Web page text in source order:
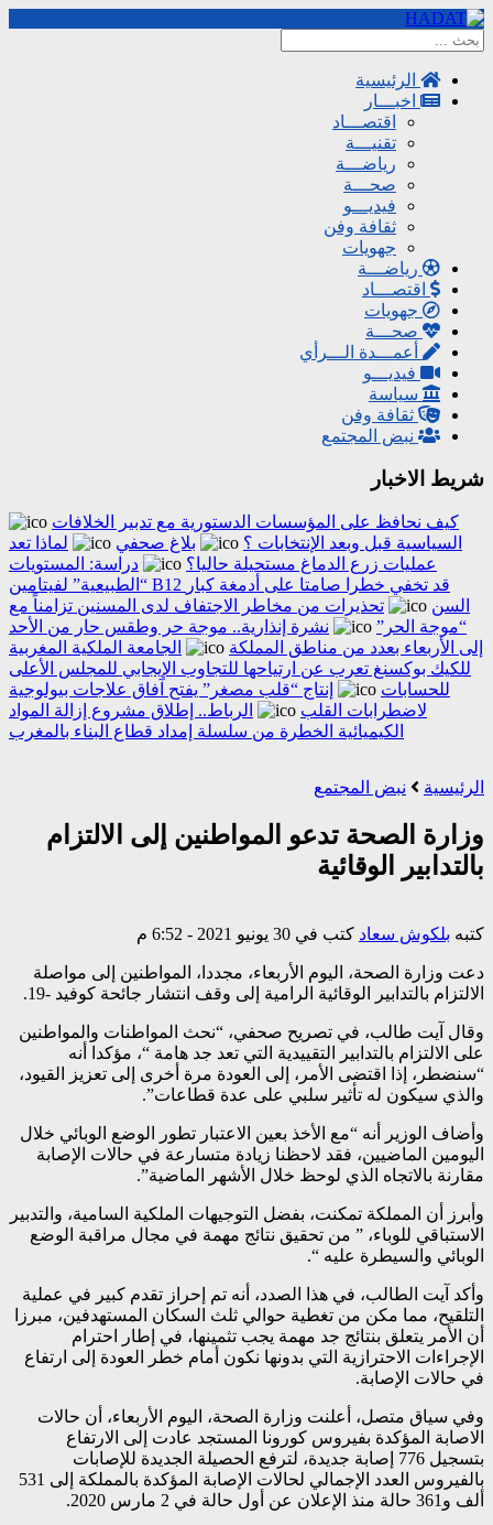
الرئيسية
اخبـــار
اقتصـــاد
تقنيـــة
رياضـــة
صحـــة
فيديـــو
ثقافة وفن
جهويات
رياضـــة
اقتصـــاد
جهويات
صحـــة
أعمـــدة الـــرأي
فيديـــو
سياسة
ثقافة وفن
نبض المجتمع
شريط الاخبار
كيف نحافظ على المؤسسات الدستورية مع تدبير الخلافات
السياسية قبل وبعد الإنتخابات ؟
بلاغ صحفي
لماذا تعد
عمليات زرع الدماغ مستحيلة حاليا؟
دراسة: المستويات
“الطبيعية” لفيتامين B12 قد تخفي خطرا صامتا على أدمغة كبار
السن
تحذيرات من مخاطر الاجتفاف لدى المسنين تزامناً مع
“موجة الحر”
نشرة إنذارية.. موجة حر وطقس حار من الأحد
إلى الأربعاء بعدد من مناطق المملكة
الجامعة الملكية المغربية
للكيك بوكسنغ تعرب عن ارتياحها للتجاوب الإيجابي للمجلس الأعلى
للحسابات
إنتاج “قلب مصغر” يفتح آفاق علاجات بيولوجية
لاضطرابات القلب
الرباط.. إطلاق مشروع إزالة المواد
الكيميائية الخطرة من سلسلة إمداد قطاع البناء بالمغرب
الرئيسية نبض المجتمع
وزارة الصحة تدعو المواطنين إلى الالتزام
بالتدابير الوقائية
كتبه بلكوش سعاد كتب في 30 يونيو 2021 - 6:52 م
دعت وزارة الصحة، اليوم الأربعاء، مجددا، المواطنين إلى مواصلة
الالتزام بالتدابير الوقائية الرامية إلى وقف انتشار جائحة كوفيد -19.
وقال آيت طالب، في تصريح صحفي، “نحث المواطنات والمواطنين
على الالتزام بالتدابير التقييدية التي تعد جد هامة “، مؤكدا أنه
“سنضطر، إذا اقتضى الأمر، إلى العودة مرة أخرى إلى تعزيز القيود،
والذي سيكون له تأثير سلبي على عدة قطاعات”.
وأضاف الوزير أنه “مع الأخذ بعين الاعتبار تطور الوضع الوبائي خلال
اليومين الماضيين، فقد لاحظنا زيادة متسارعة في حالات الإصابة
مقارنة بالاتجاه الذي لوحظ خلال الأشهر الماضية”.
وأبرز أن المملكة تمكنت، بفضل التوجيهات الملكية السامية، والتدبير
الاستباقي للوباء، ” من تحقيق نتائج مهمة في مجال مراقبة الوضع
الوبائي والسيطرة عليه “.
وأكد آيت الطالب، في هذا الصدد، أنه تم إحراز تقدم كبير في عملية
التلقيح، مما مكن من تغطية حوالي ثلث السكان المستهدفين، مبرزا
أن الأمر يتعلق بنتائج جد مهمة يجب تثمينها، في إطار احترام
الإجراءات الاحترازية التي بدونها نكون أمام خطر العودة إلى ارتفاع
في حالات الإصابة.
وفي سياق متصل، أعلنت وزارة الصحة، اليوم الأربعاء، أن حالات
الاصابة المؤكدة بفيروس كورونا المستجد عادت إلى الارتفاع
بتسجيل 776 إصابة جديدة، لترفع الحصيلة الجديدة للإصابات
بالفيروس العدد الإجمالي لحالات الإصابة المؤكدة بالمملكة إلى 531
ألف و361 حالة منذ الإعلان عن أول حالة في 2 مارس 2020.